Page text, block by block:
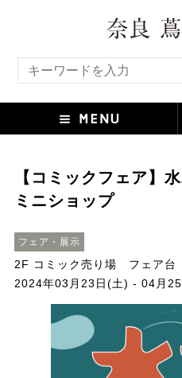
【コミックフェア】
ミニショップ
フェア・展示
2F コミック売り場 フェア台
2024年03月23日(土) - 04月